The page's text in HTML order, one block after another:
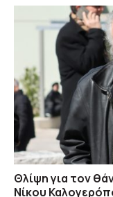
Θλίψη για τον
Νίκου